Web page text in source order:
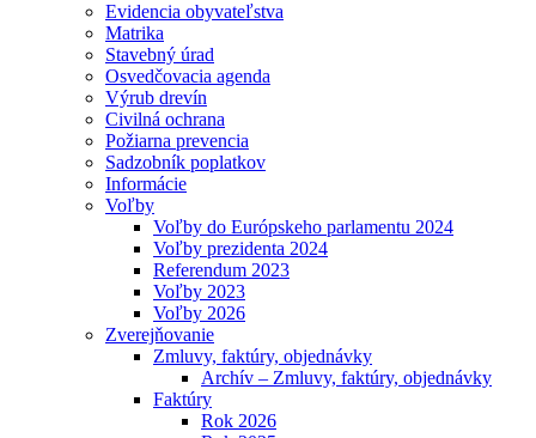
Evidencia obyvateľstva
Matrika
Stavebný úrad
Osvedčovacia agenda
Výrub drevín
Civilná ochrana
Požiarna prevencia
Sadzobník poplatkov
Informácie
Voľby
Voľby do Európskeho parlamentu 2024
Voľby prezidenta 2024
Referendum 2023
Voľby 2023
Voľby 2026
Zverejňovanie
Zmluvy, faktúry, objednávky
Archív – Zmluvy, faktúry, objednávky
Faktúry
Rok 2026